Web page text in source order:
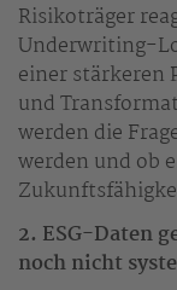
Risikoträger
Underwriting-
einer stärkeren
und
werden die
werden und ob
2. ESG-Daten
noch nicht